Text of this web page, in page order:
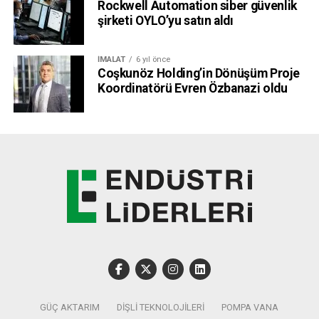
sunacak.
Konferans, panel ve workshoplar canlı yayınlanacak
Yurt içi ve yurt dışından gelecek sektör profesyonellerini
global platformda ağırlayacak, sektör ürünlerinin kalitesi ve
rekabetçiliğinin ön plana çıkarılacağı fuarlar, katılımcılara
yeni alanlar da açacak fuarlar sırasında düzenlenecek
kimya sektörünün tek yayın platformu Turkchem
TV Youtube kanalından canlı yayınlanacak.
Rockwell Automation siber güvenlik
şirketi OYLO’yu satın aldı
İMALAT 6 yıl önce
Coşkunöz Holding’in Dönüşüm Proje
Koordinatörü Evren Özbanazi oldu
GÜÇ AKTARIM DIŞLI TEKNOLOJILERI POMPA VANA